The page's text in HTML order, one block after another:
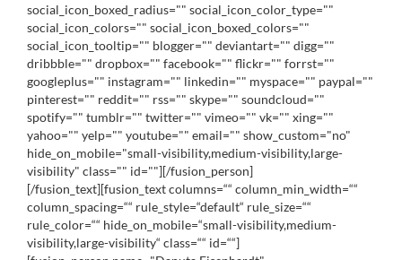
social_icon_boxed_radius="" social_icon_color_type=""
social_icon_colors="" social_icon_boxed_colors=""
social_icon_tooltip="" blogger="" deviantart="" digg=""
dribbble="" dropbox="" facebook="" flickr="" forrst=""
googleplus="" instagram="" linkedin="" myspace="" paypal=""
pinterest="" reddit="" rss="" skype="" soundcloud=""
spotify="" tumblr="" twitter="" vimeo="" vk="" xing=""
yahoo="" yelp="" youtube="" email="" show_custom="no"
hide_on_mobile="small-visibility,medium-visibility,large-
visibility" class="" id=""][/fusion_person]
[/fusion_text][fusion_text columns=““ column_min_width=““
column_spacing=““ rule_style=“default“ rule_size=““
rule_color=““ hide_on_mobile=“small-visibility,medium-
visibility,large-visibility“ class=““ id=““]